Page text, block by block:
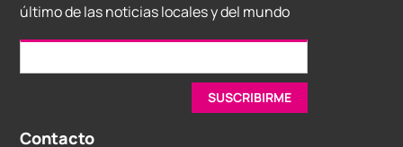
último de las noticias locales y del mundo
Contacto